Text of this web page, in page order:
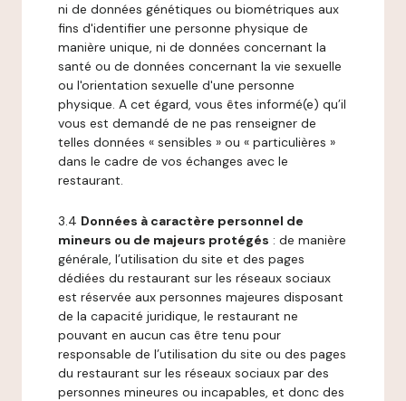
ni de données génétiques ou biométriques aux
fins d'identifier une personne physique de
manière unique, ni de données concernant la
santé ou de données concernant la vie sexuelle
ou l'orientation sexuelle d'une personne
physique. A cet égard, vous êtes informé(e) qu’il
vous est demandé de ne pas renseigner de
telles données « sensibles » ou « particulières »
dans le cadre de vos échanges avec le
restaurant.
3.4 Données à caractère personnel de
mineurs ou de majeurs protégés : de manière
générale, l’utilisation du site et des pages
dédiées du restaurant sur les réseaux sociaux
est réservée aux personnes majeures disposant
de la capacité juridique, le restaurant ne
pouvant en aucun cas être tenu pour
responsable de l’utilisation du site ou des pages
du restaurant sur les réseaux sociaux par des
personnes mineures ou incapables, et donc des